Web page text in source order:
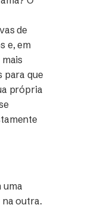
de
e, em
para que
própria
uma
outra.